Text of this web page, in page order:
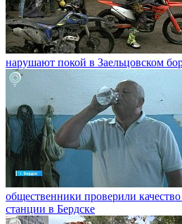
нарушают покой в Заельцовском
общественники проверили
станции в Бердске